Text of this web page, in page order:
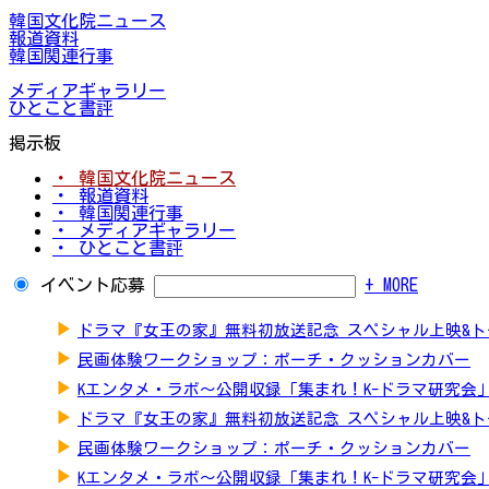
韓国文化院ニュース
報道資料
韓国関連行事
メディアギャラリー
ひとこと書評
掲示板
・ 韓国文化院ニュース
・ 報道資料
・ 韓国関連行事
・ メディアギャラリー
・ ひとこと書評
イベント応募 + MORE
▶ ドラマ『女王の家』無料初放送記念 スペシャル上映&
▶ 民画体験ワークショップ：ポーチ・クッションカバー
▶ Kエンタメ・ラボ～公開収録「集まれ！K-ドラマ研究会」
▶ ドラマ『女王の家』無料初放送記念 スペシャル上映&
▶ 民画体験ワークショップ：ポーチ・クッションカバー
▶ Kエンタメ・ラボ～公開収録「集まれ！K-ドラマ研究会」